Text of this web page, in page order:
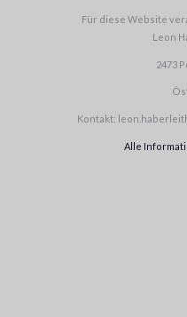
Für diese Website
Leon
2473
Kontakt:
Alle